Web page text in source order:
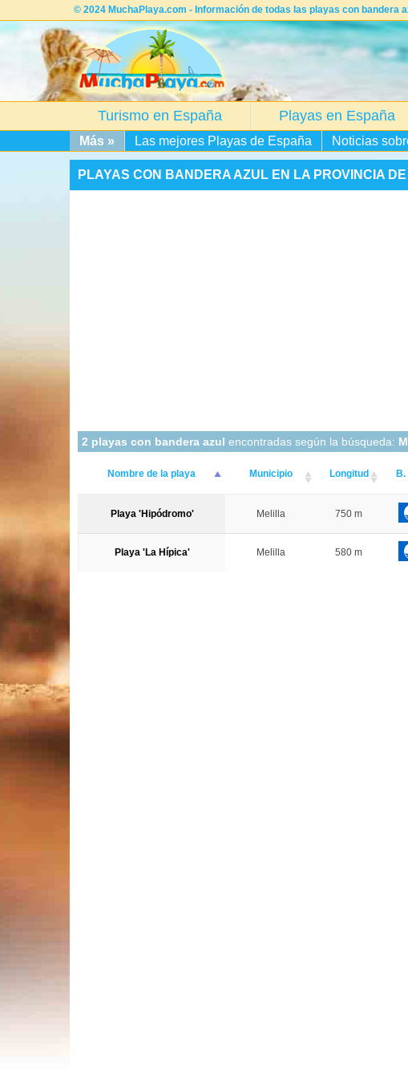
© 2024 MuchaPlaya.com - Información de todas las playas con bandera
Turismo en España Playas en España
Más » Las mejores Playas de España Noticias
PLAYAS CON BANDERA AZUL EN LA PROVINCIA
2 playas con bandera azul encontradas según la búsqueda:
Nombre de la playa Municipio Longitud B.
Playa 'Hipódromo' Melilla 750 m
Playa 'La Hípica' Melilla 580 m